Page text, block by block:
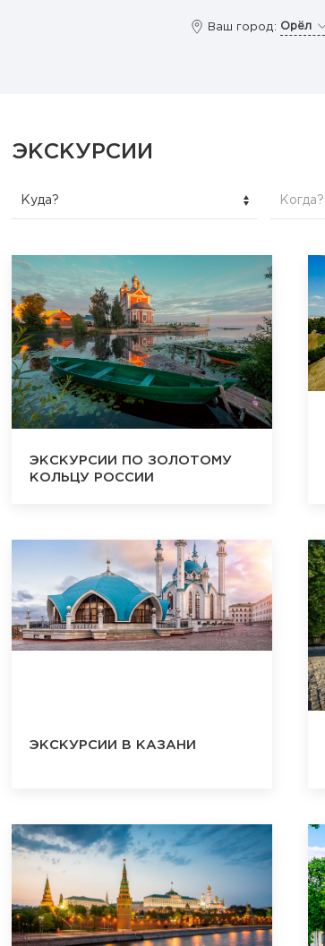
Ваш город: Орёл
ЭКСКУРСИИ
Куда? Когда?
ЭКСКУРСИИ ПО ЗОЛОТОМУ
КОЛЬЦУ РОССИИ
ЭКСКУРСИИ В КАЗАНИ